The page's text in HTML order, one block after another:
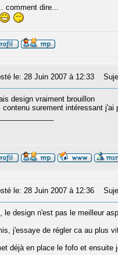
comment dire...
le: 28 Juin 2007 à 12:33
design vraiment brouillon
contenu surement intéressant j'ai
le: 28 Juin 2007 à 12:36
le design n'est pas le meilleur
j'essaye de régler ca au plus
déjà en place le fofo et ensuite